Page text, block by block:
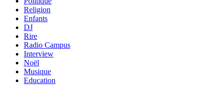
Religion
Enfants
DJ
Rire
Radio Campus
Interview
Noël
Musique
Education